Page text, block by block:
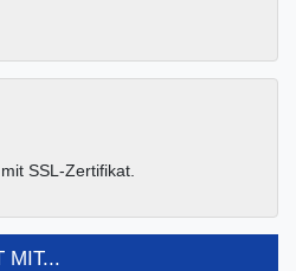
SSL-Zertifikat.
MIT...